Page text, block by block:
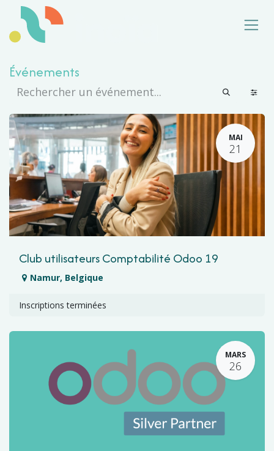
Se rendre au contenu
Événements
MAI
21
Club utilisateurs Comptabilité Odoo 19
Namur, Belgique
Inscriptions terminées
MARS
26